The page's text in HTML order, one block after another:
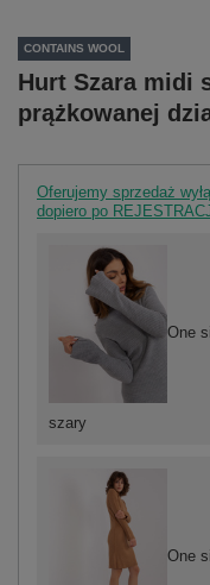
CONTAINS WOOL
Hurt Szara midi
prążkowanej
Oferujemy sprzedaż
dopiero po
szary
One
One